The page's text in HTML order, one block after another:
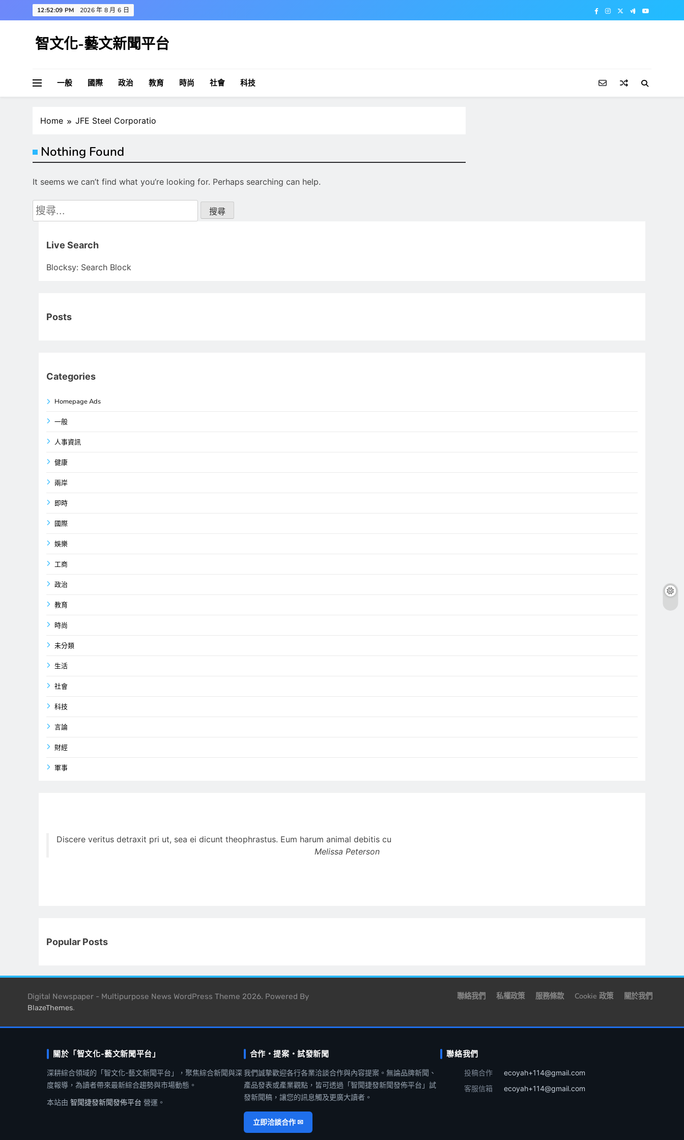
to
12:52:10 PM 2026 年 8 月 6 日
智文化-藝文新聞平台
一般 國際 政治 教育 時尚 社會 科技
Home JFE Steel Corporatio
Nothing Found
It seems we can’t find what you’re looking for. Perhaps searching can help.
搜
尋
Live Search
Blocksy: Search Block
Posts
Categories
Homepage Ads
一般
人事資訊
健康
兩岸
即時
國際
娛樂
工商
政治
教育
時尚
未分類
生活
社會
科技
言論
財經
軍事
Discere veritus detraxit pri ut, sea ei dicunt theophrastus. Eum harum animal debitis cu
Melissa Peterson
Popular Posts
Digital Newspaper - Multipurpose News WordPress Theme 2026. Powered By
BlazeThemes.
聯絡我們 私權政策 服務條款 Cookie 政策 關於我們
關於「智文化-藝文新聞平台」
深耕綜合領域的「智文化-藝文新聞平台」，聚焦綜合新聞與深
度報導，為讀者帶來最新綜合趨勢與市場動態。
本站由 智聞捷發新聞發佈平台 營運。
合作・提案・試發新聞
我們誠摯歡迎各行各業洽談合作與內容提案。無論品牌新聞、
產品發表或產業觀點，皆可透過「智聞捷發新聞發佈平台」試
發新聞稿，讓您的訊息觸及更廣大讀者。
立即洽談合作 ✉
聯絡我們
投稿合作
ecoyah+114@gmail.com
客服信箱
ecoyah+114@gmail.com